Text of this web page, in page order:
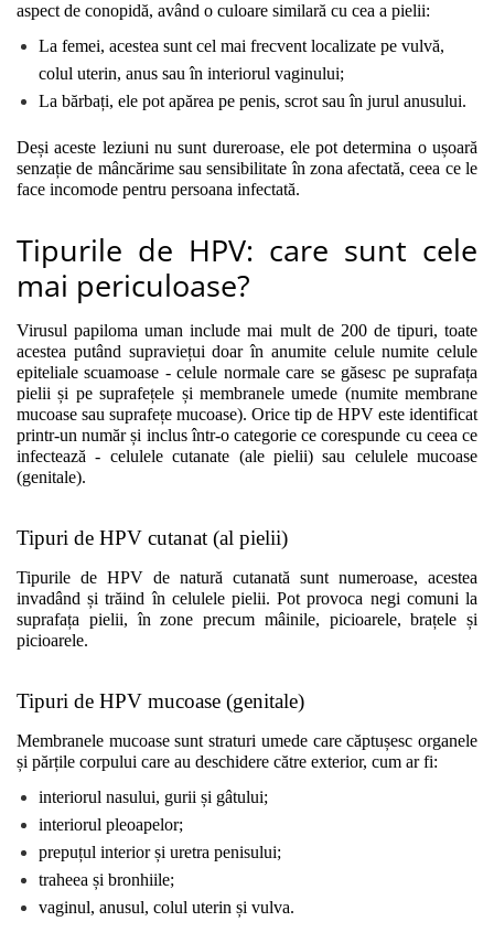
aspect de conopidă, având o culoare similară cu cea a pielii:
La femei, acestea sunt cel mai frecvent localizate pe vulvă,
colul uterin, anus sau în interiorul vaginului;
La bărbați, ele pot apărea pe penis, scrot sau în jurul anusului.
Deși aceste leziuni nu sunt dureroase, ele pot determina o ușoară
senzație de mâncărime sau sensibilitate în zona afectată, ceea ce le
face incomode pentru persoana infectată.
Tipurile de HPV: care sunt cele
mai periculoase?
Virusul papiloma uman include mai mult de 200 de tipuri, toate
acestea putând supraviețui doar în anumite celule numite celule
epiteliale scuamoase - celule normale care se găsesc pe suprafața
pielii și pe suprafețele și membranele umede (numite membrane
mucoase sau suprafețe mucoase). Orice tip de HPV este identificat
printr-un număr și inclus într-o categorie ce corespunde cu ceea ce
infectează - celulele cutanate (ale pielii) sau celulele mucoase
(genitale).
Tipuri de HPV cutanat (al pielii)
Tipurile de HPV de natură cutanată sunt numeroase, acestea
invadând și trăind în celulele pielii. Pot provoca negi comuni la
suprafața pielii, în zone precum mâinile, picioarele, brațele și
picioarele.
Tipuri de HPV mucoase (genitale)
Membranele mucoase sunt straturi umede care căptușesc organele
și părțile corpului care au deschidere către exterior, cum ar fi:
interiorul nasului, gurii și gâtului;
interiorul pleoapelor;
prepuțul interior și uretra penisului;
traheea și bronhiile;
vaginul, anusul, colul uterin și vulva.